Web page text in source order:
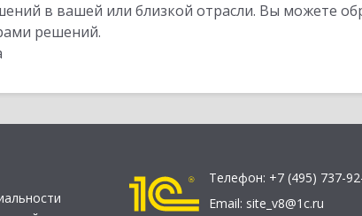
в вашей или близкой отрасли. Вы можете
решений.
Телефон: +7 (495) 737-
Email: site_v8@1c.ru